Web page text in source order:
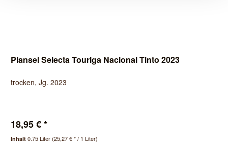
Plansel Selecta Touriga Nacional Tinto 2023
trocken, Jg. 2023
18,95 € *
Inhalt0.75 Liter(25,27 € * / 1 Liter)